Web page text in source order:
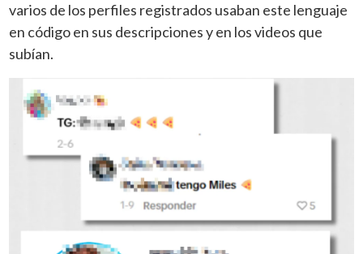
varios de los perfiles registrados usaban este lenguaje
en código en sus descripciones y en los videos que
subían.